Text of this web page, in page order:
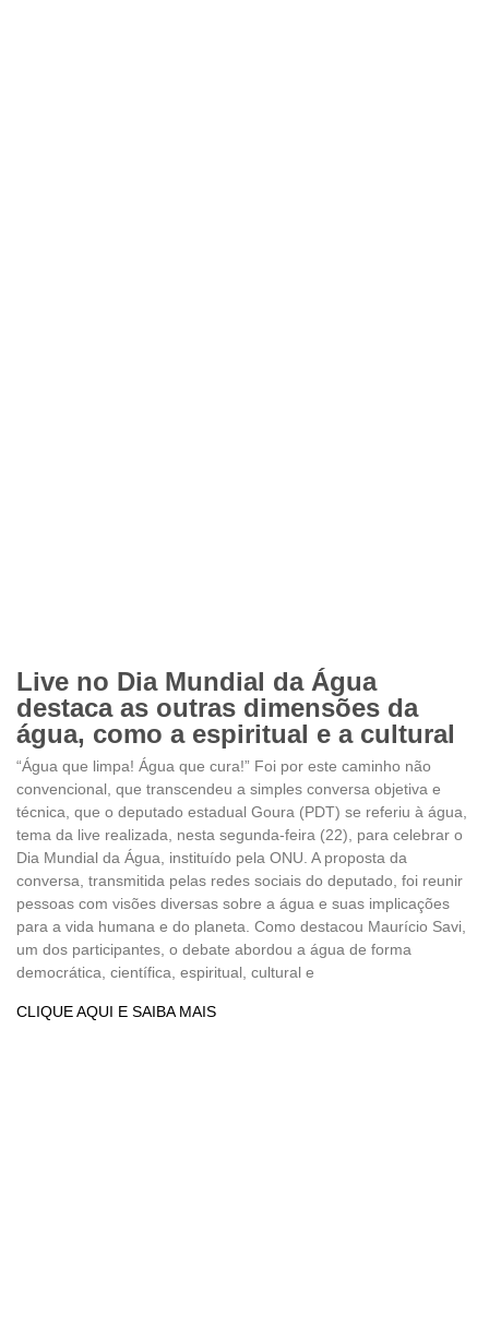
Live no Dia Mundial da Água
destaca as outras dimensões da
água, como a espiritual e a cultural
“Água que limpa! Água que cura!” Foi por este caminho não
convencional, que transcendeu a simples conversa objetiva e
técnica, que o deputado estadual Goura (PDT) se referiu à água,
tema da live realizada, nesta segunda-feira (22), para celebrar o
Dia Mundial da Água, instituído pela ONU. A proposta da
conversa, transmitida pelas redes sociais do deputado, foi reunir
pessoas com visões diversas sobre a água e suas implicações
para a vida humana e do planeta. Como destacou Maurício Savi,
um dos participantes, o debate abordou a água de forma
democrática, científica, espiritual, cultural e
CLIQUE AQUI E SAIBA MAIS